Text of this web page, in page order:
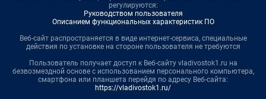
регулируются:
Руководством пользователя
Описанием функциональных характеристик ПО
Веб-сайт распространяется в виде интернет-сервиса, специальные
действия по установке на стороне пользователя не требуются
Пользователь получает доступ к Веб-сайту vladivostok1.ru на
безвозмездной основе с использованием персонального компьютера,
смартфона или планшета перейдя по адресу Веб-сайта:
https://vladivostok1.ru/